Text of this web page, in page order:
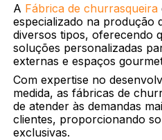
A Fábrica de churrasqueira
especializado na produção
diversos tipos, oferecendo
soluções personalizadas
externas e espaços
Com expertise no
medida, as fábricas de
de atender às demandas
clientes, proporcionando
exclusivas.